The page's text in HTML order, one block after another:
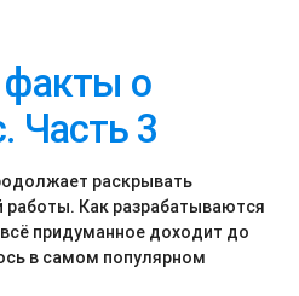
о
Часть 3
раскрывать
Как разрабатываются
придуманное доходит до
в самом популярном